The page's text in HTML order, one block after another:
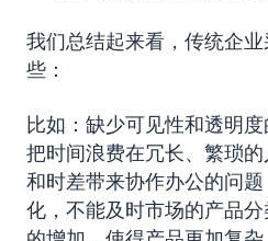
我们总结起来看，传统企
些：
比如：缺少可见性和透明
把时间浪费在冗长、繁琐
和时差带来协作办公的问
化，不能及时市场的产品